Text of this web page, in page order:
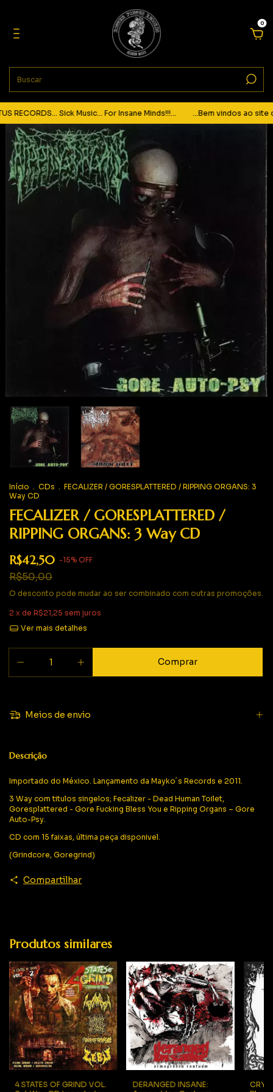
0
RECORDS... Sick Music... For Insane Minds!!!... ...Bem vindos ao site
Início . CDs . FECALIZER / GORESPLATTERED / RIPPING ORGANS: 3
Way CD
FECALIZER / GORESPLATTERED /
RIPPING ORGANS: 3 Way CD
R$42,50 -15% OFF
R$50,00
O desconto pode mudar ao ser combinado com outras promoções.
2 x de R$21,25 sem juros
Ver mais detalhes
Meios de envio
Descrição
Importado do México. Lançamento da Mayko´s Records e 2011.
3 Way com titulos singelos; Fecalizer - Dead Human Toilet,
Goresplattered - Gore Fucking Bless You e Ripping Organs – Gore
Auto-Psy.
CD com 15 faixas, última peça disponivel.
(Grindcore, Goregrind)
Compartilhar
Produtos similares
4 STATES OF GRIND VOL.
DERANGED INSANE: